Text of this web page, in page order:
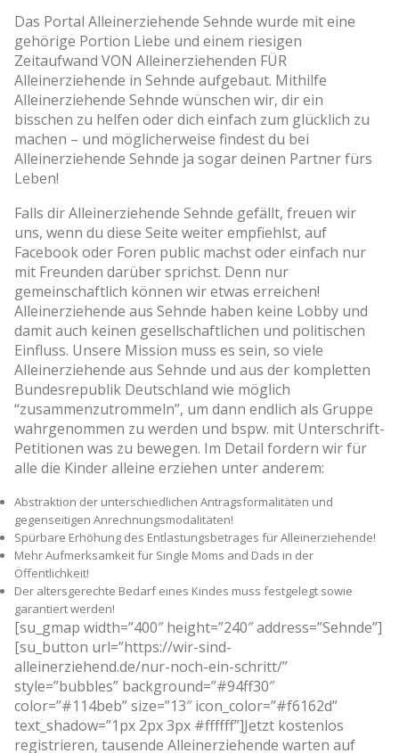
Das Portal Alleinerziehende Sehnde wurde mit eine
gehörige Portion Liebe und einem riesigen
Zeitaufwand VON Alleinerziehenden FÜR
Alleinerziehende in Sehnde aufgebaut. Mithilfe
Alleinerziehende Sehnde wünschen wir, dir ein
bisschen zu helfen oder dich einfach zum glücklich zu
machen – und möglicherweise findest du bei
Alleinerziehende Sehnde ja sogar deinen Partner fürs
Leben!
Falls dir Alleinerziehende Sehnde gefällt, freuen wir
uns, wenn du diese Seite weiter empfiehlst, auf
Facebook oder Foren public machst oder einfach nur
mit Freunden darüber sprichst. Denn nur
gemeinschaftlich können wir etwas erreichen!
Alleinerziehende aus Sehnde haben keine Lobby und
damit auch keinen gesellschaftlichen und politischen
Einfluss. Unsere Mission muss es sein, so viele
Alleinerziehende aus Sehnde und aus der kompletten
Bundesrepublik Deutschland wie möglich
“zusammenzutrommeln”, um dann endlich als Gruppe
wahrgenommen zu werden und bspw. mit Unterschrift-
Petitionen was zu bewegen. Im Detail fordern wir für
alle die Kinder alleine erziehen unter anderem:
Abstraktion der unterschiedlichen Antragsformalitäten und
gegenseitigen Anrechnungsmodalitäten!
Spürbare Erhöhung des Entlastungsbetrages für Alleinerziehende!
Mehr Aufmerksamkeit für Single Moms and Dads in der
Öffentlichkeit!
Der altersgerechte Bedarf eines Kindes muss festgelegt sowie
garantiert werden!
[su_gmap width=”400″ height=”240″ address=”Sehnde”]
[su_button url=”https://wir-sind-
alleinerziehend.de/nur-noch-ein-schritt/”
style=”bubbles” background=”#94ff30″
color=”#114beb” size=”13″ icon_color=”#f6162d”
text_shadow=”1px 2px 3px #ffffff”]Jetzt kostenlos
registrieren, tausende Alleinerziehende warten auf